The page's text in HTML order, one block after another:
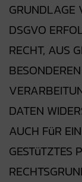
GRUNDLAGE
DSGVO
RECHT, AUS
DATEN
AUCH FüR
GESTüTZTES